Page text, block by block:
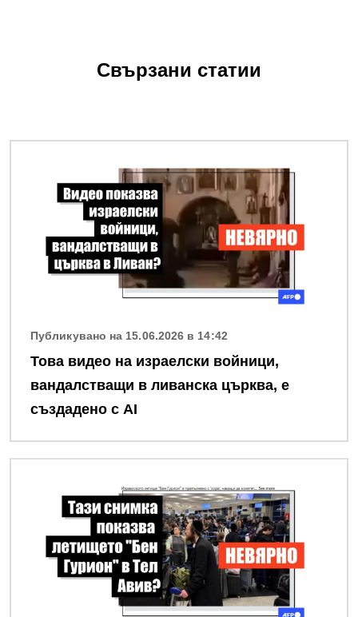
Свързани статии
Публикувано на 15.06.2026 в 14:42
Това видео на израелски войници,
вандалстващи в ливанска църква, е
създадено с AI